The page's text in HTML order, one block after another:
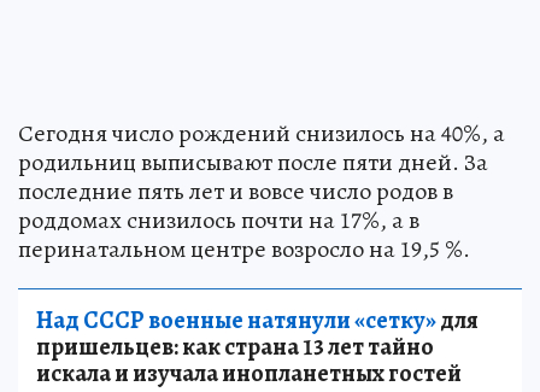
Сегодня число рождений снизилось на 40%, а
родильниц выписывают после пяти дней. За
последние пять лет и вовсе число родов в
роддомах снизилось почти на 17%, а в
перинатальном центре возросло на 19,5 %.
Над СССР военные натянули «сетку»для
пришельцев: как страна 13 лет тайно
искала и изучала инопланетных гостей